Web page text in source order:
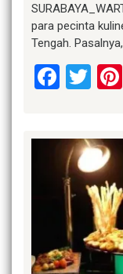
para pecinta
Tengah.